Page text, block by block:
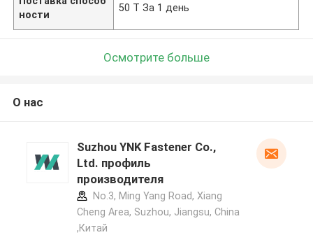
ности
50 Т За 1 день
Осмотрите больше
О нас
Suzhou YNK Fastener Co.,
Ltd. профиль
производителя
No.3, Ming Yang Road, Xiang
Cheng Area, Suzhou, Jiangsu, China
,Китай